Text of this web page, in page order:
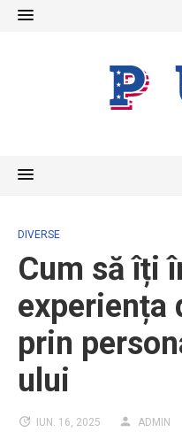
Skip
DIVERSE
Cum să îți
experiența
prin
ului
IUN. 16, 2025 ADMIN